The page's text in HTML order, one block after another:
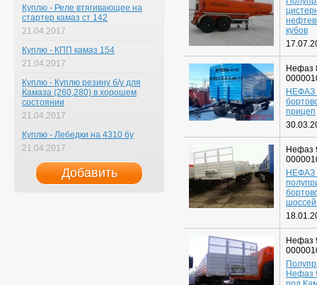
Куплю - Реле втягивающее на
стартер камаз ст 142
21.04.2017
Куплю - КПП камаз 154
21.04.2017
Куплю - Куплю резину б/у для
Камаза (260,280) в хорошем
состоянии
21.04.2017
Куплю - Лебедки на 4310 бу
21.04.2017
Добавить
кубов
Нефаз
НЕФАЗ
прицеп
Нефаз
НЕФАЗ
Нефаз
Нефаз